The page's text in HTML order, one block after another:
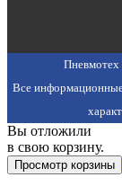
Все
Вы отложили
в свою корзину.
Просмотр корзины